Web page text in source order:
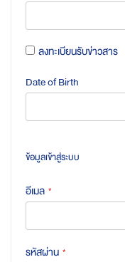
ลงทะเบียนรับข่าวสาร
Date of Birth
ข้อมูลเข้าสู่ระบบ
อีเมล
รหัสผ่าน